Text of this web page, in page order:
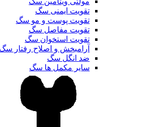
تقویت ایمنی سگ
تقویت پوست و مو سگ
تقویت مفاصل سگ
تقویت استخوان سگ
آرامبخش و اصلاح رفتار سگ
ضد انگل سگ
سایر مکمل ها سگ